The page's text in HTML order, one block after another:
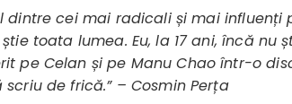
dintre cei mai radicali și mai influenți
toata lumea. Eu, la 17 ani, încă nu
pe Celan și pe Manu Chao într-o
de frică.” – Cosmin Perța